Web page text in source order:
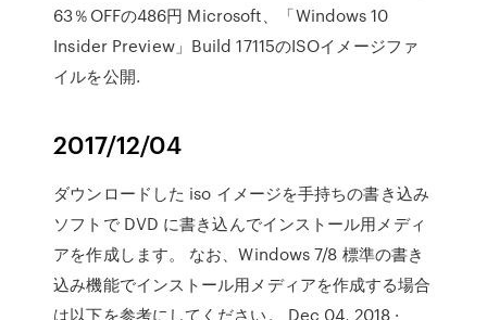
63％OFFの486円 Microsoft、「Windows 10
Insider Preview」Build 17115のISOイメージファ
イルを公開.
2017/12/04
ダウンロードした iso イメージを手持ちの書き込み
ソフトで DVD に書き込んでインストール用メディ
アを作成します。 なお、Windows 7/8 標準の書き
込み機能でインストール用メディアを作成する場合
は以下を参考にしてください。 Dec 04, 2018 ·